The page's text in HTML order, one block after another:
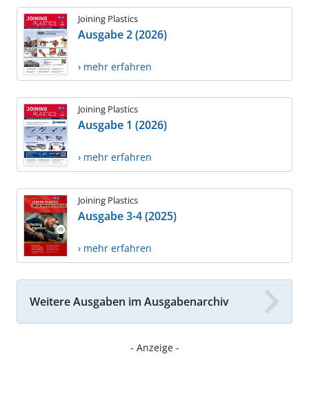
Joining Plastics
Ausgabe 2 (2026)
› mehr erfahren
Joining Plastics
Ausgabe 1 (2026)
› mehr erfahren
Joining Plastics
Ausgabe 3-4 (2025)
› mehr erfahren
Weitere Ausgaben im Ausgabenarchiv
- Anzeige -